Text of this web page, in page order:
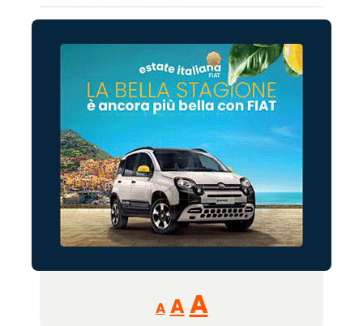
A
Reducir
tamaño
A Restablecer
AAumentar